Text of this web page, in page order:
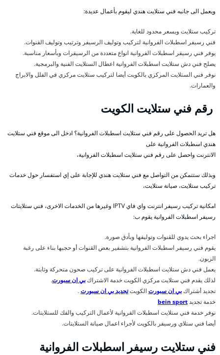
ويعمل الى جانبه فني ستلايت هندي ليقوم بأعمال عديدة:
تركيب ستلايت وبسعر محدود للغاية.
فني رسيفر اسطبلات الفروانية لتركيب وتوليف الرسيفر وترتيب وتوليف القنوات.
يوفر فني رسيفر اسطبلات الفروانية انواع متعددة من الرسيفرات وبأسعار مناسبة.
يصلح فني دش ستلايت اسطبلات الفروانية اعطال الستلايت الفنية والبرمجية.
نوفر فني الستلايت المركزي بالكويت أيضا لتركيب ستلايت مركزي في الفلل والابراج
والعمارات.
رقم فني ستلايت الكويت
هل تريد الحصول على رقم فني ستلايت اسطبلات الفروانية؟ ادخل الى موقع فني ستلايت
هندي اسطبلات الفروانية على
الانترنت واحصل على رقم فني ستلايت اسطبلات الفروانية،
وبذلك ستتمكن من التواصل مع فني ستلايت هندي للإجابة على إي استفسار حول خدمات
تركيب ستلايت، صيانة ستلايت،
امكانية تركيب رسيفر انترنت واي فاي IPTV وغيرها من الخدمات الاخرى، فني ستلايتات
رسيفر اسطبلات الفروانية يقوم ب:
اجراء بحث يدوي للقنوات وتوليفها وبأدق صورة.
يقوم فني رسيفر اسطبلات الفروانية بتشفير بعض القنوات أو حجبها بناء على رغبة
الزبون.
يعمل فني دش ستلايت اسطبلات الفروانية على تركيب صحون متحركة وثابتة.
لذلك يقدم فني ستلايت مركزي الكويت خدمة الاشتراكبي ان سبورت.
تجديد أشتراكبي ان سبورتالكويتتجديد بي ان سبورت.
خدمة تجديدbein sport
نوفر خدمة فني ستلايت اسطبلات الفروانية لأعمال التركيب والفك للستلايتات.
أيضا فني ستلاي ورسيفر بالكويت لأجراء اعمال صيانة الستلايتات.
فني ستلايت رسيفر اسطبلات الفروانية